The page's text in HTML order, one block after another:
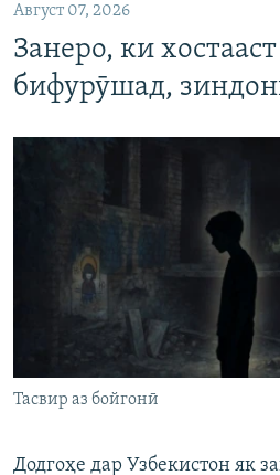
Август 07, 2026
Занеро, ки
бифурӯшад,
Тасвир аз бойгонӣ
Додгоҳе дар Узбекистон як